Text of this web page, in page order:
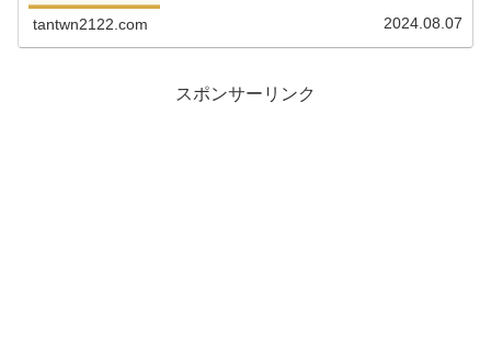
tantwn2122.com 2024.08.07
スポンサーリンク